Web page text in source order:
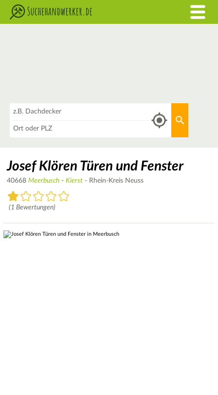
Josef Klören Türen und Fenster
40668 Meerbusch - Kierst - Rhein-Kreis Neuss
(1 Bewertungen)